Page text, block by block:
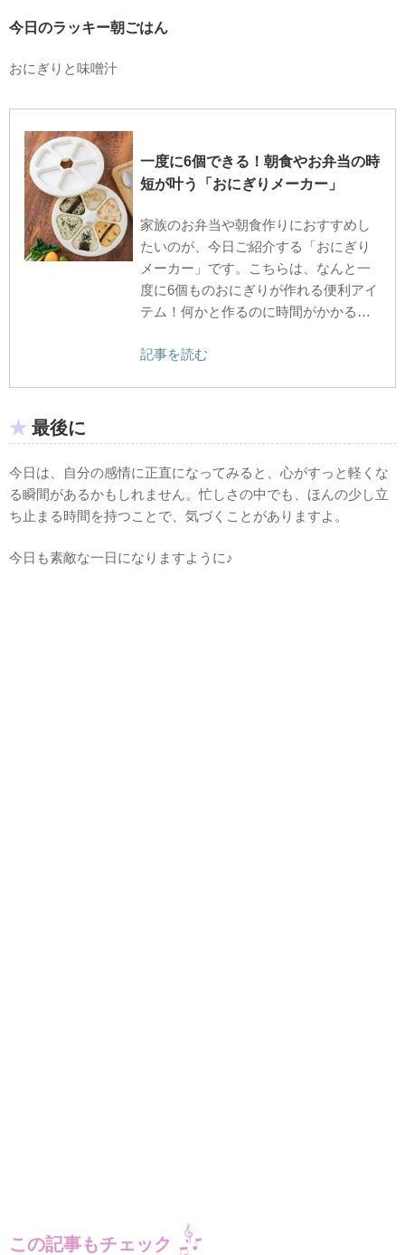
今日のラッキー朝ごはん
おにぎりと味噌汁
一度に6個できる！朝食やお弁当の時
短が叶う「おにぎりメーカー」
家族のお弁当や朝食作りにおすすめし
たいのが、今日ご紹介する「おにぎり
メーカー」です。こちらは、なんと一
度に6個ものおにぎりが作れる便利アイ
テム！何かと作るのに時間がかかる…
記事を読む
最後に
今日は、自分の感情に正直になってみると、心がすっと軽くな
る瞬間があるかもしれません。忙しさの中でも、ほんの少し立
ち止まる時間を持つことで、気づくことがありますよ。
今日も素敵な一日になりますように♪
この記事もチェック